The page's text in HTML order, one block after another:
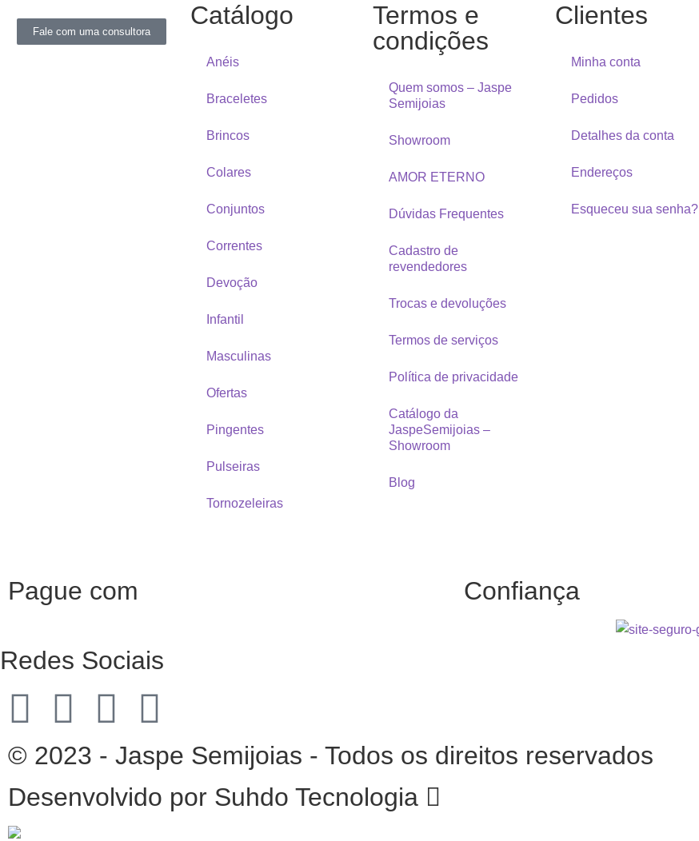
Fale com uma consultora
Catálogo
Anéis
Braceletes
Brincos
Colares
Conjuntos
Correntes
Devoção
Infantil
Masculinas
Ofertas
Pingentes
Pulseiras
Tornozeleiras
Termos e
condições
Quem somos – Jaspe
Semijoias
Showroom
AMOR ETERNO
Dúvidas Frequentes
Cadastro de
revendedores
Trocas e devoluções
Termos de serviços
Política de privacidade
Catálogo da
JaspeSemijoias –
Showroom
Blog
Clientes
Minha conta
Pedidos
Detalhes da conta
Endereços
Esqueceu sua senha?
Pague com Confiança
Redes Sociais
© 2023 - Jaspe Semijoias - Todos os direitos reservados
Desenvolvido por Suhdo Tecnologia